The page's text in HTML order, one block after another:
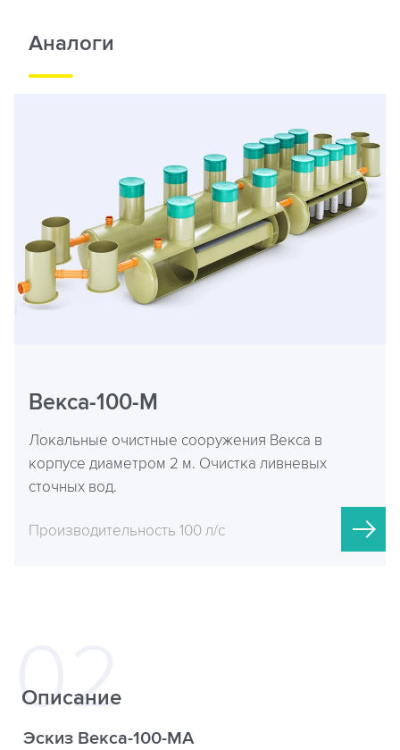
Аналоги
Векса-100-М
Локальные очистные сооружения Векса в
корпусе диаметром 2 м. Очистка ливневых
сточных вод.
Производительность 100 л/с
Описание
Эскиз Векса-100-МА